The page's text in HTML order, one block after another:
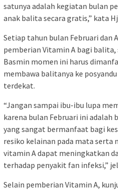
satunya adalah kegiatan bulan
anak balita secara gratis,” kata
Setiap tahun bulan Februari dan
pemberian Vitamin A bagi
Basmin momen ini harus
membawa balitanya ke
terdekat.
“Jangan sampai ibu-ibu lupa
karena bulan Februari ini adalah
yang sangat bermanfaat bagi
resiko kelainan pada mata serta
vitamin A dapat meningkatkan
terhadap penyakit fan infeksi,”
Selain pemberian Vitamin A,